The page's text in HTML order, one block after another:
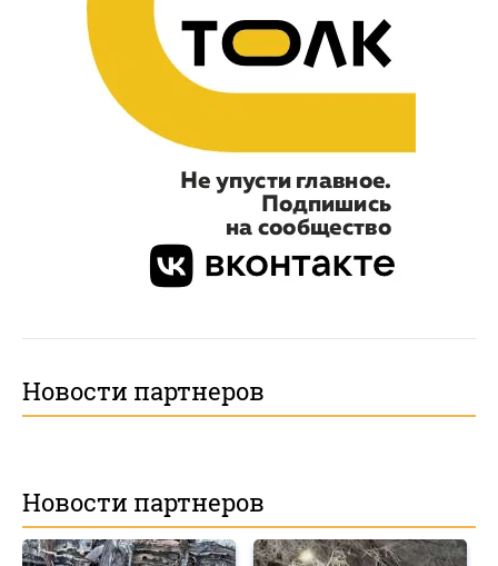
Новости партнеров
Новости партнеров